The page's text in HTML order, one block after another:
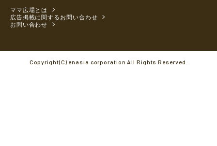
ママ広場とは
広告掲載に関するお問い合わせ
お問い合わせ
Copyright(C) enasia corporation All Rights Reserved.